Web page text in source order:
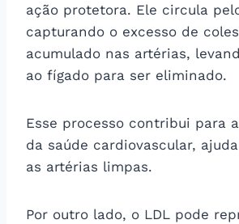
ação protetora. Ele circula
capturando o excesso de
acumulado nas artérias,
ao fígado para ser eliminado.
Esse processo contribui para
da saúde cardiovascular,
as artérias limpas.
Por outro lado, o LDL pode